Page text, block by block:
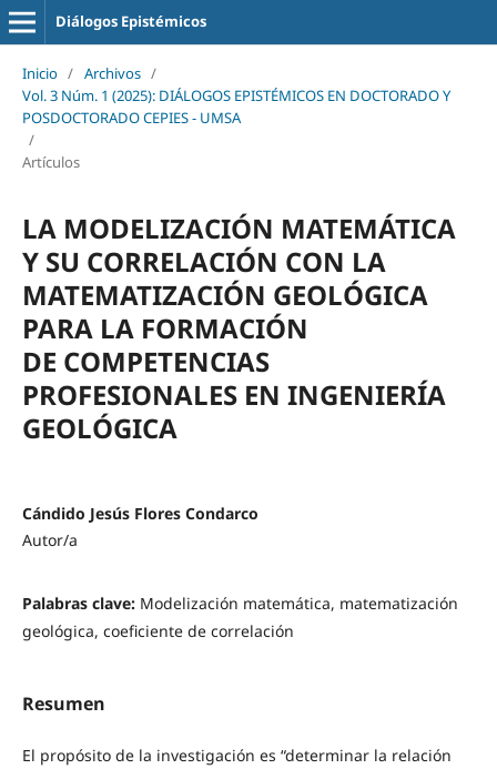
Diálogos Epistémicos
Inicio / Archivos /
Vol. 3 Núm. 1 (2025): DIÁLOGOS EPISTÉMICOS EN DOCTORADO Y
POSDOCTORADO CEPIES - UMSA
/
Artículos
LA MODELIZACIÓN MATEMÁTICA
Y SU CORRELACIÓN CON LA
MATEMATIZACIÓN GEOLÓGICA
PARA LA FORMACIÓN
DE COMPETENCIAS
PROFESIONALES EN INGENIERÍA
GEOLÓGICA
Cándido Jesús Flores Condarco
Autor/a
Palabras clave: Modelización matemática, matematización
geológica, coeficiente de correlación
Resumen
El propósito de la investigación es “determinar la relación